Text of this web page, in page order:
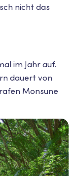
nicht das
im Jahr auf.
dauert von
Monsune